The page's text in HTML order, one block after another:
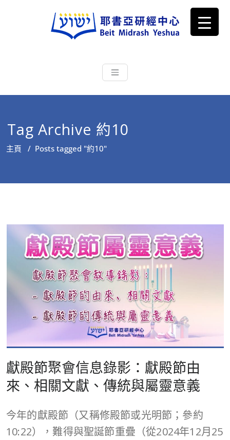
耶書亞研經中心
根源明白聖經，成為更好的門徒
Tag Archive 約10
主頁 / Posts tagged "約10"
獻殿節聚會信息錄影：獻殿節由
來、相關文獻、傳統與屬靈意義
今年的獻殿節（又稱修殿節或光明節；參約
10:22），難得與聖誕節重疊（從2024年12月25